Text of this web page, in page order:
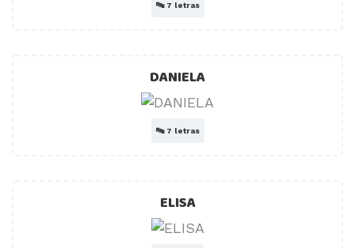
🔤 7 letras
DANIELA
🔤 7 letras
ELISA